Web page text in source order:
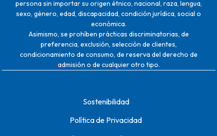
persona sin importar su origen étnico, nacional, raza, lengua,
sexo, género, edad, discapacidad, condición jurídica, social o
económica.
Asimismo, se prohíben prácticas discriminatorias, de
preferencia, exclusión, selección de clientes,
condicionamiento de consumo, de reserva del derecho de
admisión o de cualquier otro tipo.
Sostenibilidad
Política de Privacidad